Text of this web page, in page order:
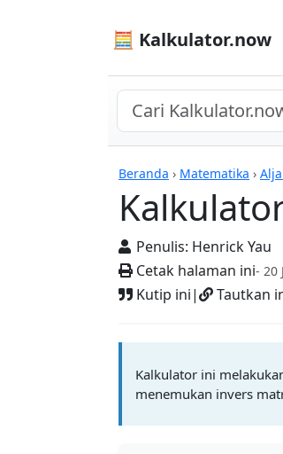
🧮 Kalkulator.now
Beranda › Matematika ›
Penulis: Henrick Yau
Cetak halaman ini- 20
Kutip ini| Tautkan
Kalkulator-
Kalkulator ini
menemukan invers